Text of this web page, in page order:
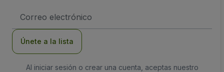
de
Únete a la lista
Al iniciar sesión o crear una cuenta, aceptas nuestro